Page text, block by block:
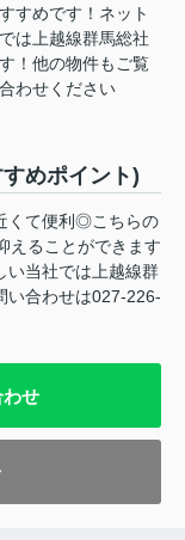
すめです！ネット
は上越線群馬総社
！他の物件もご覧
わせください
めポイント)
くて便利◎こちらの
えることができます
当社では上越線群
い合わせは027-226-
せ